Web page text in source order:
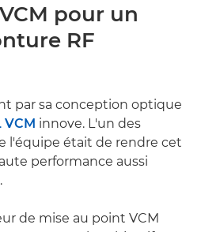
pour un
RF
par sa conception optique
VCM innove. L'un des
l'équipe était de rendre cet
performance aussi
de mise au point VCM